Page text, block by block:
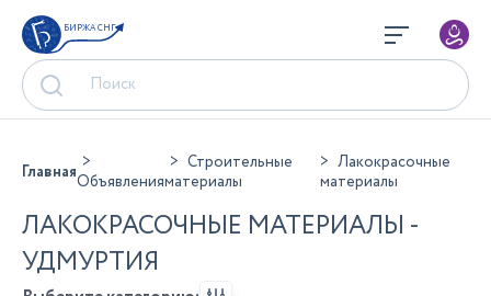
БИРЖА СНГ
ГлавнаяОбъявления
Строительные
материалы
Лакокрасочные
материалы
ЛАКОКРАСОЧНЫЕ МАТЕРИАЛЫ -
УДМУРТИЯ